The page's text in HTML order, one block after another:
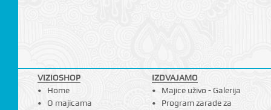
VIZIOSHOP
Home
O majicama
IZDVAJAMO
Majice uživo - Galerija
Program zarade za